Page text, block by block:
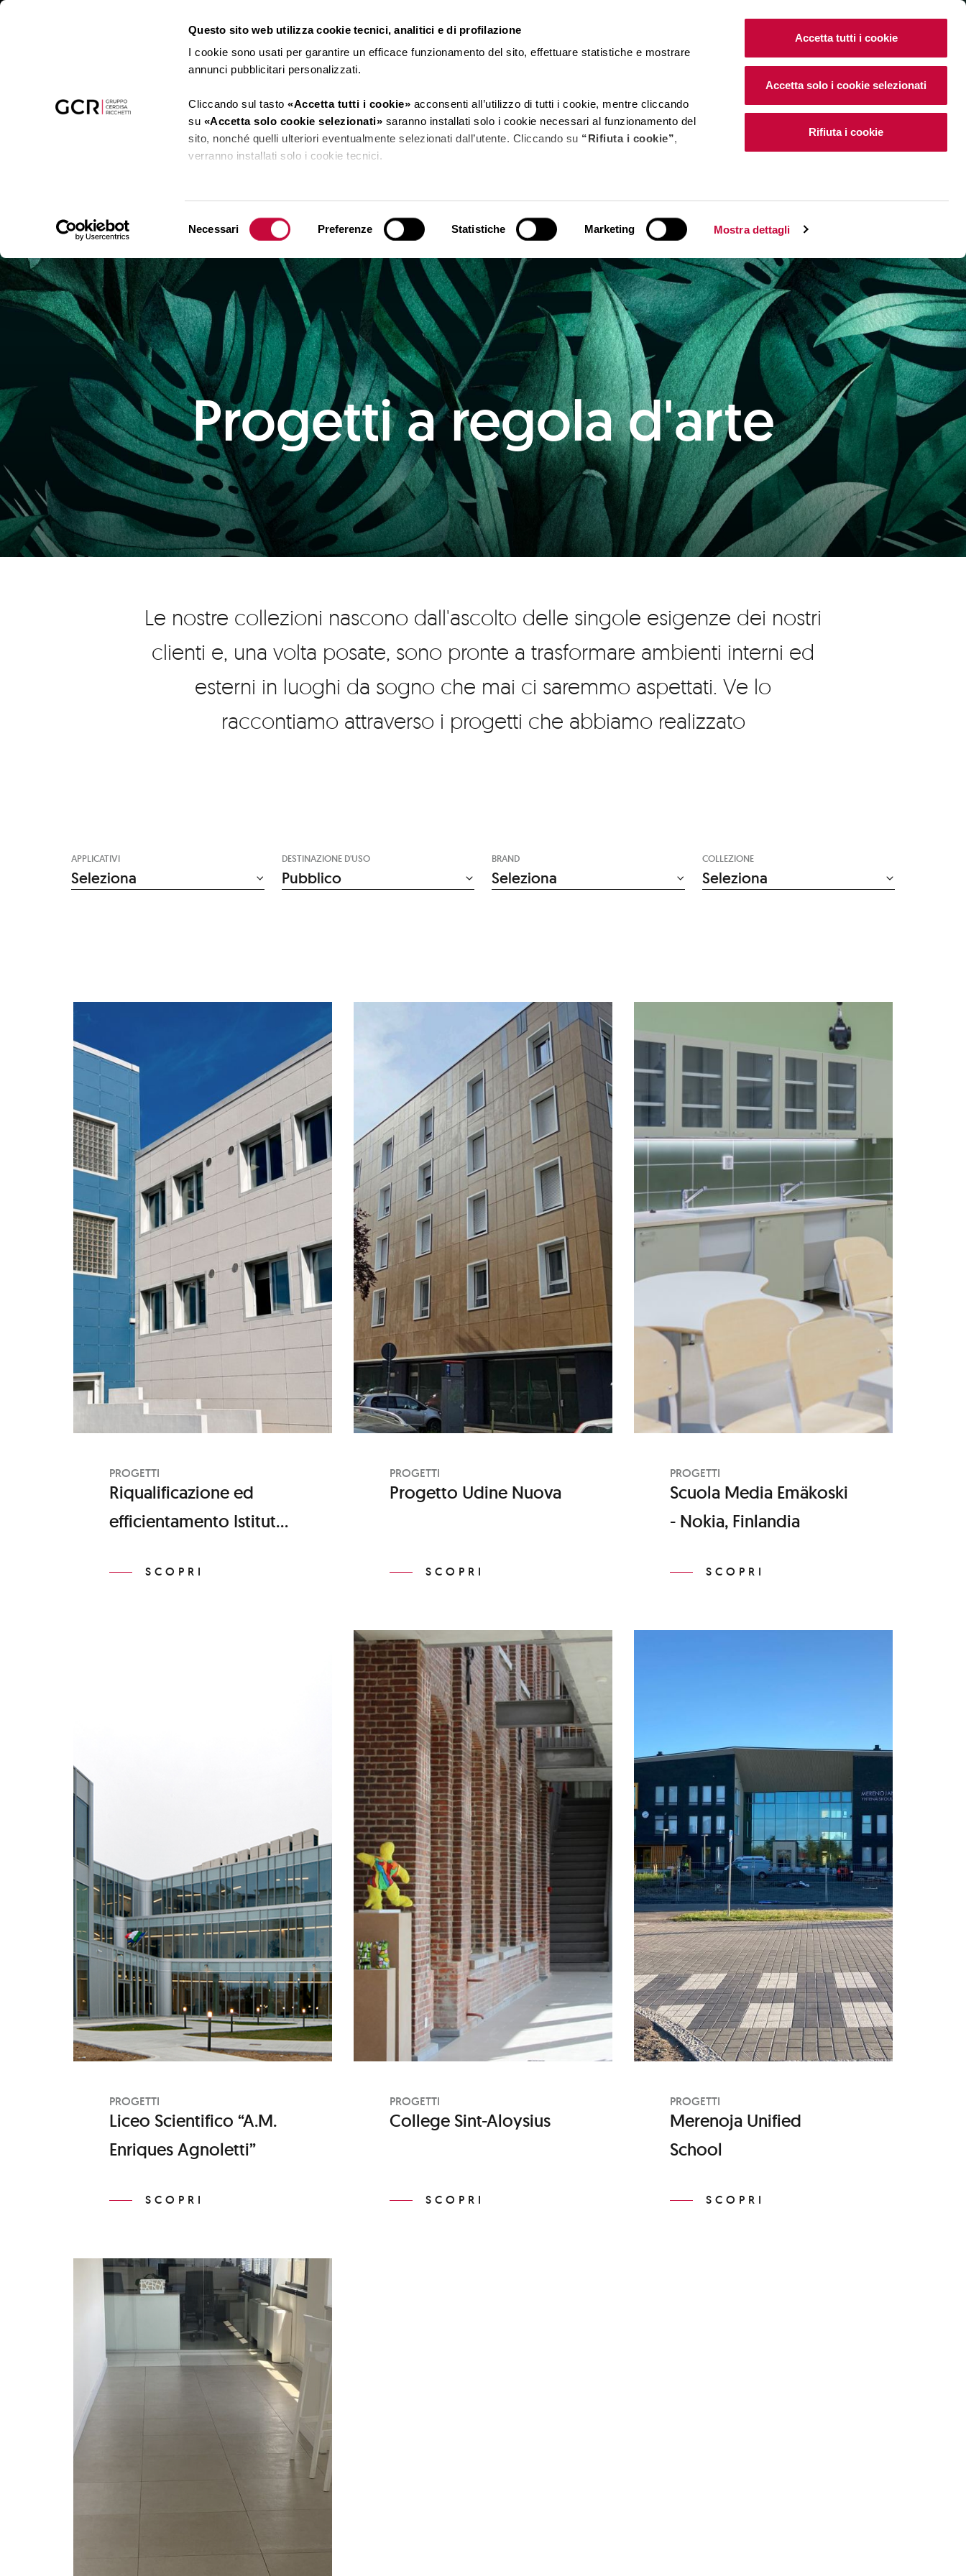
Questo sito web utilizza cookie tecnici, analitici e di profilazione
I cookie sono usati per garantire un efficace funzionamento del sito, effettuare statistiche e mostrare
annunci pubblicitari personalizzati.
Cliccando sul tasto«Accetta tutti i cookie» acconsenti all’utilizzo di tutti i cookie, mentre cliccando
su «Accetta solo cookie selezionati» saranno installati solo i cookie necessari al funzionamento del
sito, nonché quelli ulteriori eventualmente selezionati dall’utente. Cliccando su “Rifiuta i cookie”,
verranno installati solo i cookie tecnici.
per visualizzare l’informativa privacy.
del
Necessari Preferenze Statistiche Marketing Mostra dettagli
Accetta tutti i cookie
Accetta solo i cookie selezionati
Rifiuta i cookie
CERDISA RICCHETTI
Progetti a regola d'arte
Le nostre collezioni nascono dall'ascolto delle singole esigenze dei nostri
clienti e, una volta posate, sono pronte a trasformare ambienti interni ed
esterni in luoghi da sogno che mai ci saremmo aspettati. Ve lo
raccontiamo attraverso i progetti che abbiamo realizzato
APPLICATIVI DESTINAZIONE D'USO BRAND COLLEZIONE
PROGETTI
Riqualificazione ed
efficientamento Istituto
SCOPRI
PROGETTI
Progetto Udine Nuova
SCOPRI
PROGETTI
Scuola Media Emäkoski
- Nokia, Finlandia
SCOPRI
PROGETTI
Liceo Scientifico “A.M.
Enriques Agnoletti”
SCOPRI
PROGETTI
College Sint-Aloysius
SCOPRI
PROGETTI
Merenoja Unified
School
SCOPRI